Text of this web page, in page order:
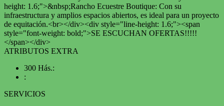
height: 1.6;">&nbsp;Rancho Ecuestre Boutique: Con su
infraestructura y amplios espacios abiertos, es ideal para un proyecto
de equitación.<br></div><div style="line-height: 1.6;"><span
style="font-weight: bold;">SE ESCUCHAN OFERTAS!!!!!
</span></div>
ATRIBUTOS EXTRA
300 Hás.:
:
SERVICIOS